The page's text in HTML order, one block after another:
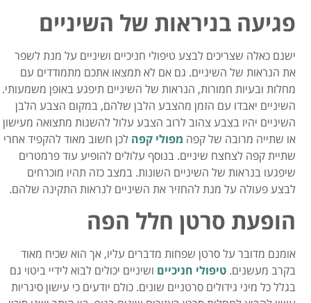
פגיעה בניראות של השיניים
ישנם כאלה שצריכים לבצע טיפולי חניכיים ושיניים על מנת לשפר
את הנראות של השיניים. גם אם לא תמצאו אתכם מתמודדים עם
מחלות ובעיות חמורות, הנראות של השיניים תיפגע באופן משמעותי.
השיניים יאבדו עם הזמן מהצבע הלבן שלהם, במקום הצבע הלבן
השיניים יהיו בצבע צהוב לרוב הצבע עלול להשנות מתצואה מעישון
או שתייה מרובה של קפה מפולי קפה לכן חשוב מאוד להקפיד אחרי
שתיית קפה לצחצח שיניים. בנוסף עלולים להופיע עוד פרמטרים
שיפגעו בנראות של השיניים השונות. במצב כזה תהיו מוכרחים
לבצע פעולה על מנת להחזיר את השיניים לנראות התקינה שלהם.
הופעת סרטן חלל הפה
אומנם מדובר על סרטן שפחות מדברים עליו, אך הוא שכיח מאוד
בקרב מעשנים.טיפולי חניכיים ושיניים יכולים לבוא לידיי ביטוי גם
בגלל כל מיני גידולים סרטניים שונים. כולם יודעים כי עישון סיגריות